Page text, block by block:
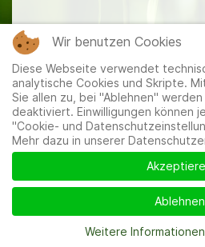
Mitglieder|Impressum|
und
Wir benutzen Cookies
Diese Webseite verwendet
analytische Cookies und Skripte.
Sie allen zu, bei "Ablehnen"
deaktiviert. Einwilligungen können
"Cookie- und
Mehr dazu in unserer
Ablehnen
Weitere Informationen